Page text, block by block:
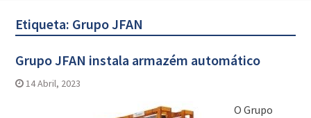
Etiqueta: Grupo JFAN
Grupo JFAN instala armazém automático
14 Abril, 2023
O Grupo